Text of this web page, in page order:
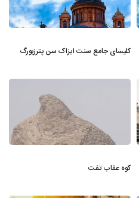
کلیسای جامع سنت ایزاک سن پترزبورگ
کوه عقاب تفت